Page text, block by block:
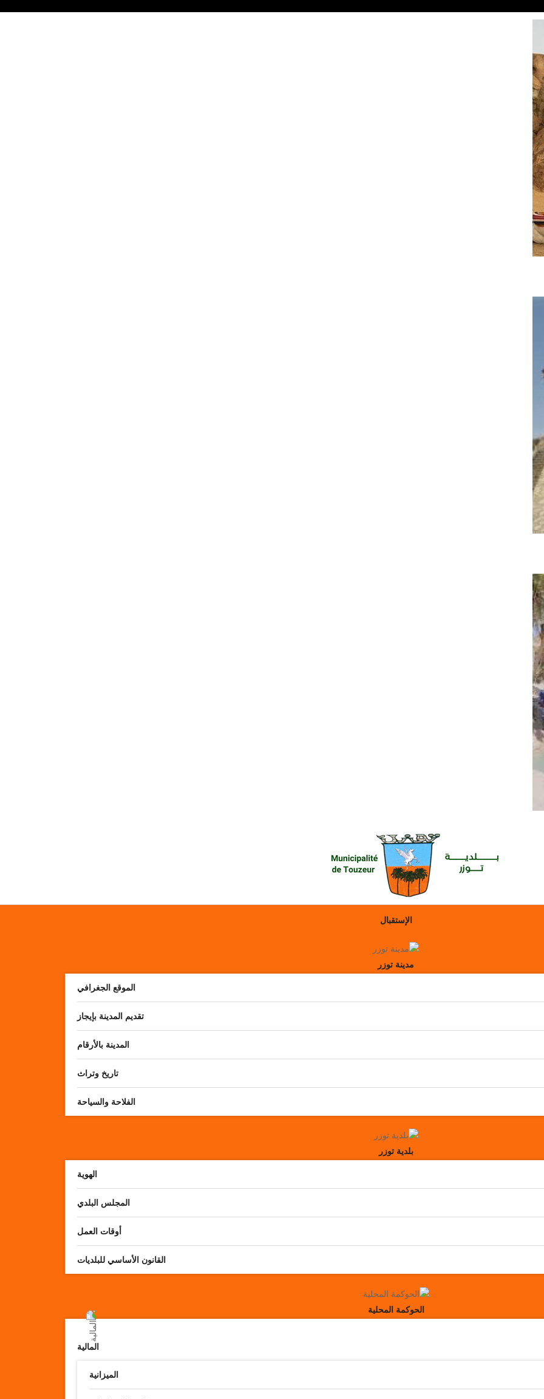
الإستقبال
مدينة توزر
الموقع الجغرافي
تقديم المدينة بإيجاز
المدينة بالأرقام
تاريخ وتراث
الفلاحة والسياحة
بلدية توزر
الهوية
المجلس البلدي
أوقات العمل
القانون الأساسي للبلديات
الحوكمة المحلية
المالية
الميزانية